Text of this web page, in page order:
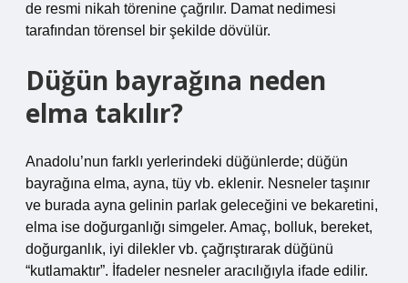
de resmi nikah törenine çağrılır. Damat nedimesi
tarafından törensel bir şekilde dövülür.
Düğün bayrağına neden
elma takılır?
Anadolu’nun farklı yerlerindeki düğünlerde; düğün
bayrağına elma, ayna, tüy vb. eklenir. Nesneler taşınır
ve burada ayna gelinin parlak geleceğini ve bekaretini,
elma ise doğurganlığı simgeler. Amaç, bolluk, bereket,
doğurganlık, iyi dilekler vb. çağrıştırarak düğünü
“kutlamaktır”. İfadeler nesneler aracılığıyla ifade edilir.